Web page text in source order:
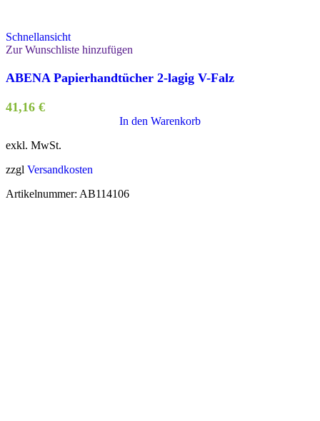
Schnellansicht
Zur Wunschliste hinzufügen
ABENA Papierhandtücher 2-lagig V-Falz
41,16 €
In den Warenkorb
exkl. MwSt.
zzgl Versandkosten
Artikelnummer: AB114106